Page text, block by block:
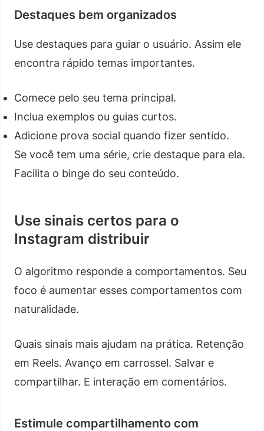
Destaques bem organizados
Use destaques para guiar o usuário. Assim ele
encontra rápido temas importantes.
Comece pelo seu tema principal.
Inclua exemplos ou guias curtos.
Adicione prova social quando fizer sentido.
Se você tem uma série, crie destaque para ela.
Facilita o binge do seu conteúdo.
Use sinais certos para o
Instagram distribuir
O algoritmo responde a comportamentos. Seu
foco é aumentar esses comportamentos com
naturalidade.
Quais sinais mais ajudam na prática. Retenção
em Reels. Avanço em carrossel. Salvar e
compartilhar. E interação em comentários.
Estimule compartilhamento com